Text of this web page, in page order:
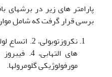
پارامتر های زیر در برش­های
برسی قرار گرفت که شامل
مورفولوژیکی گلومرولها.